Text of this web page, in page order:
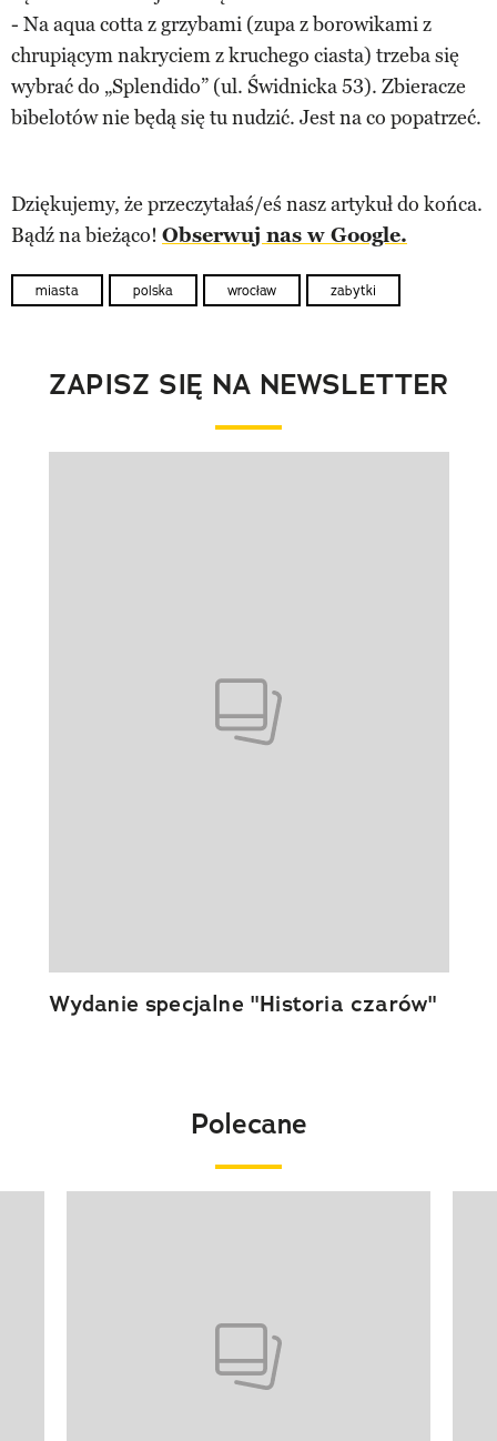
- Na aqua cotta z grzybami (zupa z borowikami z
chrupiącym nakryciem z kruchego ciasta) trzeba się
wybrać do „Splendido” (ul. Świdnicka 53). Zbieracze
bibelotów nie będą się tu nudzić. Jest na co popatrzeć.
Dziękujemy, że przeczytałaś/eś nasz artykuł do końca.
Bądź na bieżąco! Obserwuj nas w Google.
miasta polska wrocław zabytki
ZAPISZ SIĘ NA NEWSLETTER
Wydanie specjalne "Historia czarów"
Polecane